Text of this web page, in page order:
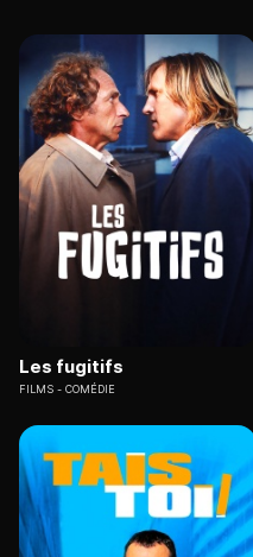
Les fugitifs
FILMS COMÉDIE